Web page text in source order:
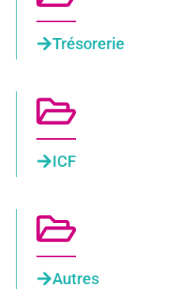
Trésorerie
ICF
Autres